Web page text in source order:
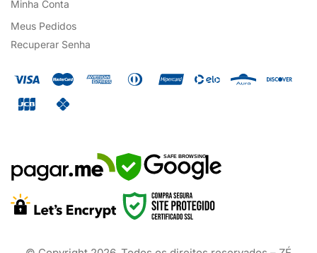
Minha Conta
Meus Pedidos
Recuperar Senha
SAFE BROWSING